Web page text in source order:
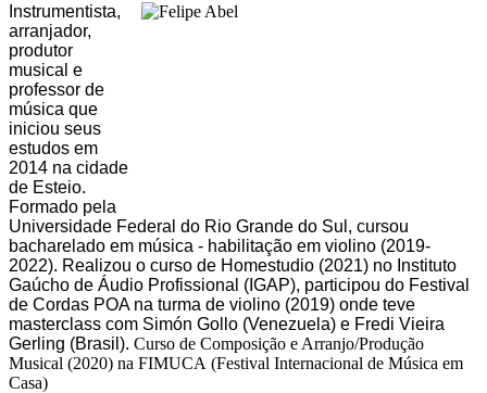
Instrumentista,
arranjador,
produtor
musical e
professor de
música que
iniciou seus
estudos em
2014 na cidade
de Esteio.
Formado pela
Universidade Federal do Rio Grande do Sul, cursou
bacharelado em música - habilitação em violino (2019-
2022). Realizou o curso de Homestudio (2021) no Instituto
Gaúcho de Áudio Profissional (IGAP), participou do Festival
de Cordas POA na turma de violino (2019) onde teve
masterclass com Simón Gollo (Venezuela) e Fredi Vieira
Gerling (Brasil). Curso de Composição e Arranjo/Produção
Musical (2020) na FIMUCA (Festival Internacional de Música em
Casa)